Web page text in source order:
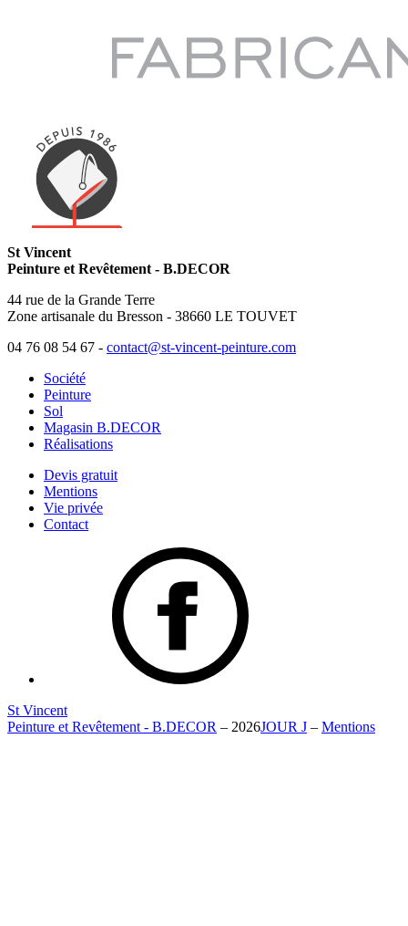
St Vincent
Peinture et Revêtement - B.DECOR
44 rue de la Grande Terre
Zone artisanale du Bresson - 38660 LE TOUVET
04 76 08 54 67 - contact@st-vincent-peinture.com
Société
Peinture
Sol
Magasin B.DECOR
Réalisations
Devis gratuit
Mentions
Vie privée
Contact
St Vincent
Peinture et Revêtement - B.DECOR – 2026JOUR J – Mentions